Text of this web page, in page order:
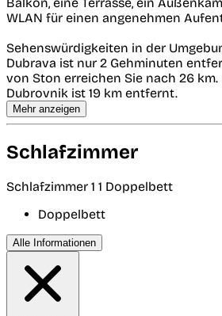
WLAN für einen angenehmen
Sehenswürdigkeiten in der
Dubrava ist nur 2 Gehminuten
von Ston erreichen Sie nach 26 km.
Dubrovnik ist 19 km entfernt.
Mehr anzeigen
Schlafzimmer
Schlafzimmer 1 1 Doppelbett
Doppelbett
Alle Informationen